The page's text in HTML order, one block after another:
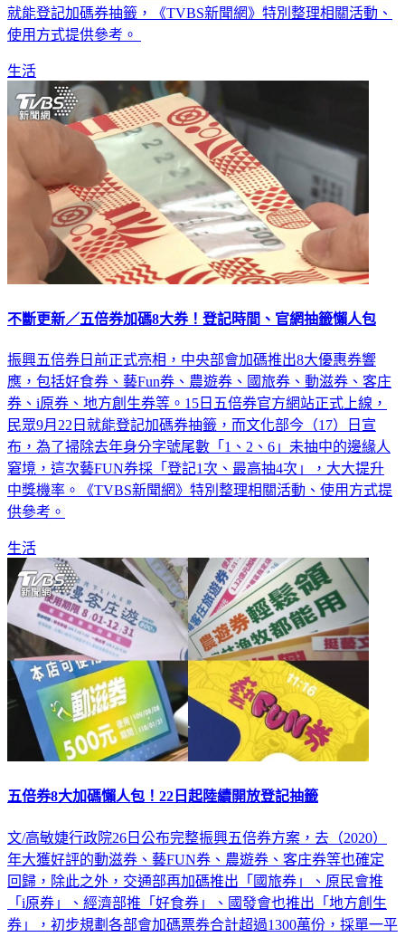
就能登記加碼券抽籤，《TVBS新聞網》特別整理相關活動、
使用方式提供參考。
生活
不斷更新／五倍券加碼8大券！登記時間、官網抽籤懶人包
振興五倍券日前正式亮相，中央部會加碼推出8大優惠券響
應，包括好食券、藝Fun券、農遊券、國旅券、動滋券、客庄
券、i原券、地方創生券等。15日五倍券官方網站正式上線，
民眾9月22日就能登記加碼券抽籤，而文化部今（17）日宣
布，為了掃除去年身分字號尾數「1、2、6」未抽中的邊緣人
窘境，這次藝FUN券採「登記1次、最高抽4次」，大大提升
中獎機率。《TVBS新聞網》特別整理相關活動、使用方式提
供參考。
生活
五倍券8大加碼懶人包！22日起陸續開放登記抽籤
文/高敏婕行政院26日公布完整振興五倍券方案，去（2020）
年大獲好評的動滋券、藝FUN券、農遊券、客庄券等也確定
回歸，除此之外，交通部再加碼推出「國旅券」、原民會推
「i原券」、經濟部推「好食券」、國發會也推出「地方創生
券」，初步規劃各部會加碼票券合計超過1300萬份，採單一平